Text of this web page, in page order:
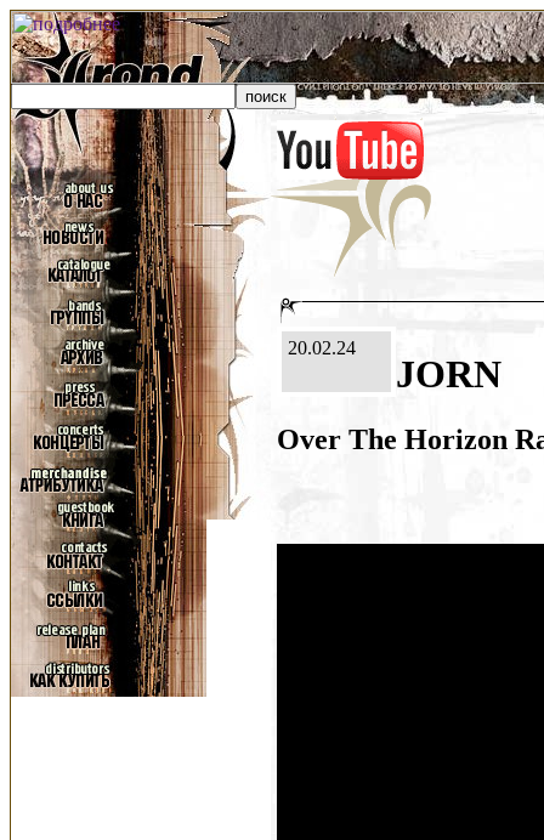
20.02.24
JORN
Over The Horizon